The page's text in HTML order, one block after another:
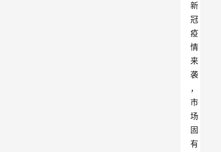
新
冠
疫
情
来
袭
，
市
场
固
有